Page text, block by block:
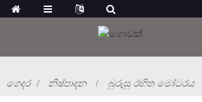
ගෙදර නිෂ්පාදන බුරුසු රහිත මෝටරය